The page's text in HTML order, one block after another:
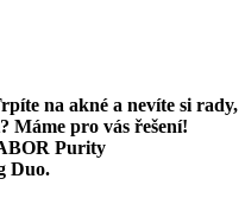
na akné a nevíte si rady,
Máme pro vás řešení!
Purity
Duo.